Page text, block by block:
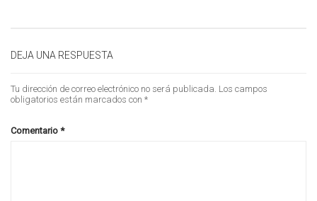
DEJA UNA RESPUESTA
Tu dirección de correo electrónico no será publicada. Los campos
obligatorios están marcados con *
Comentario *